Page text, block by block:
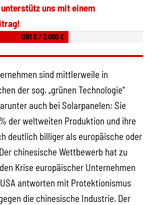
unterstütz uns mit einem
1261 € / 2.000 €
sind mittlerweile in
der sog. „grünen Technologie“
auch bei Solarpanelen: Sie
der weltweiten Produktion und ihre
deutlich billiger als europäische oder
chinesische Wettbewerb hat zu
Krise europäischer Unternehmen
antworten mit Protektionismus
die chinesische Industrie. Der